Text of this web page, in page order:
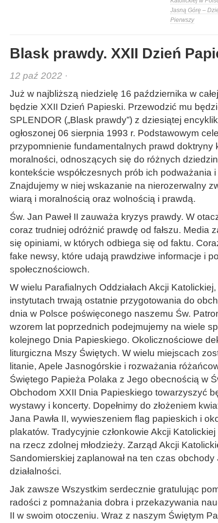
Jasną Górę –
Pierwszy
Blask prawdy. XXII Dzień
12 paź 2022 ·
Już w najbliższą niedzielę 16 października w
będzie XXII Dzień Papieski. Przewodzić mu
SPLENDOR („Blask prawdy”) z dziesiątej
ogłoszonej 06 sierpnia 1993 r. Podstawowym
przypomnienie fundamentalnych prawd doktryny
moralności, odnoszących się do różnych
kontekście współczesnych prób ich podważania
Znajdujemy w niej wskazanie na nierozerwalny
wiarą i moralnością oraz wolnością i prawdą.
Św. Jan Paweł II zauważa kryzys prawdy. W
coraz trudniej odróżnić prawdę od fałszu. Media
się opiniami, w których odbiega się od faktu.
fake newsy, które udają prawdziwe informacje i
społecznościowch.
W wielu Parafialnych Oddziałach Akcji
instytutach trwają ostatnie przygotowania do
dnia w Polsce poświęconego naszemu Św.
wzorem lat poprzednich podejmujemy na wiele
kolejnego Dnia Papieskiego. Okolicznościowe
liturgiczna Mszy Świętych. W wielu miejscach
litanie, Apele Jasnogórskie i rozważania
Świętego Papieża Polaka z Jego obecnością w
Obchodom XXII Dnia Papieskiego towarzyszyć
wystawy i koncerty. Dopełnimy do złożeniem
Jana Pawła II, wywieszeniem flag papieskich i
plakatów. Tradycyjnie członkowie Akcji
na rzecz zdolnej młodzieży. Zarząd Akcji
Sandomierskiej zaplanował na ten czas
działalności.
Jak zawsze Wszystkim serdecznie gratulując
radości z pomnażania dobra i przekazywania
II w swoim otoczeniu. Wraz z naszym Świętym